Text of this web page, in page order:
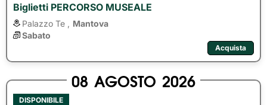
Biglietti PERCORSO MUSEALE
Palazzo Te ,
Mantova
Sabato
Acquista
08 AGOSTO 2026
DISPONIBILE